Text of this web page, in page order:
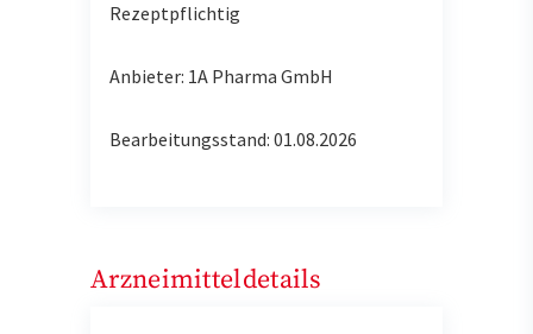
Rezeptpflichtig
Anbieter: 1A Pharma GmbH
Bearbeitungsstand: 01.08.2026
Arzneimitteldetails